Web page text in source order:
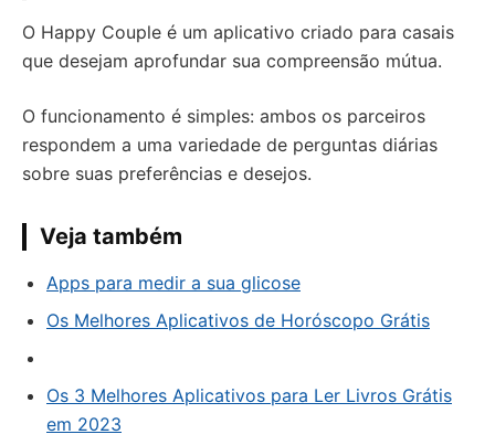
O Happy Couple é um aplicativo criado para casais
que desejam aprofundar sua compreensão mútua.
O funcionamento é simples: ambos os parceiros
respondem a uma variedade de perguntas diárias
sobre suas preferências e desejos.
Veja também
Apps para medir a sua glicose
Os Melhores Aplicativos de Horóscopo Grátis
Os 3 Melhores Aplicativos para Ler Livros Grátis
em 2023